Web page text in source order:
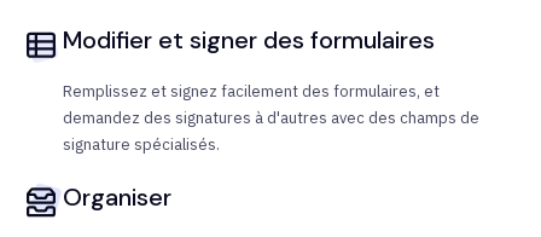
Modifier et signer des formulaires
Remplissez et signez facilement des formulaires, et
demandez des signatures à d'autres avec des champs de
signature spécialisés.
Organiser